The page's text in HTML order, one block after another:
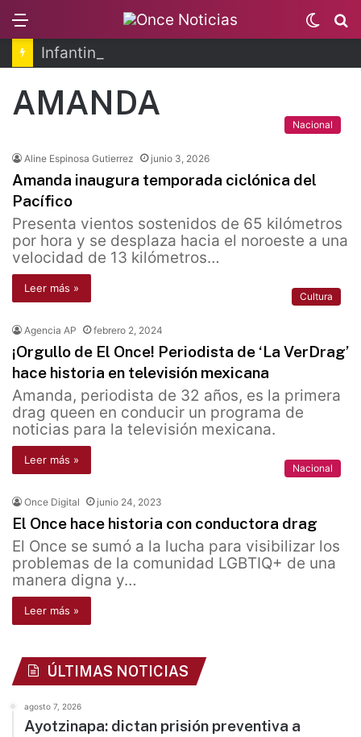
Switch
skin
AMANDA
Nacional
Aline Espinosa Gutierrez junio 3, 2026
Amanda inaugura temporada ciclónica del
Pacífico
Presenta vientos sostenidos de 65 kilómetros
por hora y se desplaza hacia el noroeste a una
velocidad de 13 kilómetros…
Leer más »
Cultura
Agencia AP febrero 2, 2024
¡Orgullo de El Once! Periodista de ‘La VerDrag’
hace historia en televisión mexicana
Amanda, periodista de 32 años, es la primera
drag queen en conducir un programa de
noticias para la televisión mexicana.
Leer más »
Nacional
Once Digital junio 24, 2023
El Once hace historia con conductora drag
El Once se sumó a la lucha para visibilizar los
problemas de la comunidad LGBTIQ+ de una
manera digna y…
Leer más »
ÚLTIMAS NOTICIAS
agosto 7, 2026
Ayotzinapa: dictan prisión preventiva a